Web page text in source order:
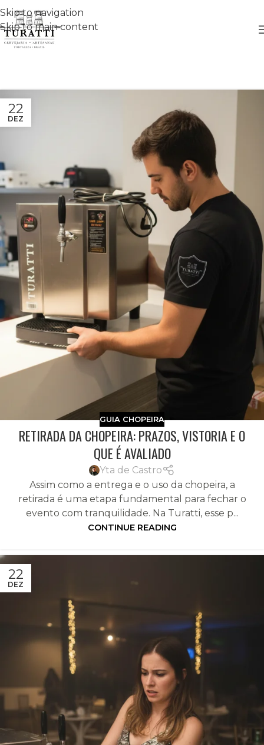
Skip to navigation
Skip to main content
22
DEZ
GUIA CHOPEIRA
RETIRADA DA CHOPEIRA: PRAZOS, VISTORIA E O
QUE É AVALIADO
Yta de Castro
Assim como a entrega e o uso da chopeira, a
retirada é uma etapa fundamental para fechar o
evento com tranquilidade. Na Turatti, esse p...
CONTINUE READING
22
DEZ